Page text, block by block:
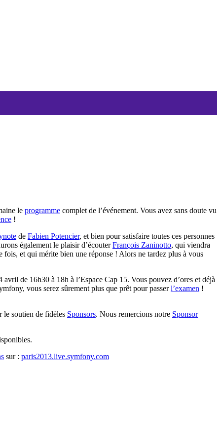
le programme complet de l’événement. Vous avez sans doute vu
!
de Fabien Potencier, et bien pour satisfaire toutes ces personnes
également le plaisir d’écouterFrançois Zaninotto, qui viendra
fois, et qui mérite bien une réponse ! Alors ne tardez plus à vous
avril de 16h30 à 18h à l’Espace Cap 15. Vous pouvez d’ores et déjà
vous serez sûrement plus que prêt pour passerl’examen !
le soutien de fidèles Sponsors. Nous remercions notre Sponsor
sur : paris2013.live.symfony.com